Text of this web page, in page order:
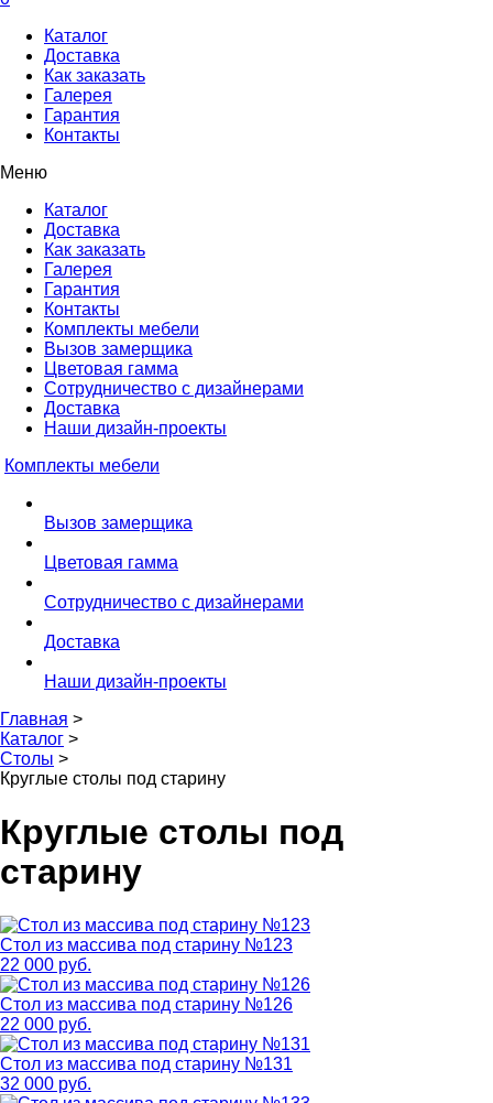
Каталог
Доставка
Как заказать
Галерея
Гарантия
Контакты
Меню
Каталог
Доставка
Как заказать
Галерея
Гарантия
Контакты
Комплекты мебели
Вызов замерщика
Цветовая гамма
Сотрудничество с дизайнерами
Доставка
Наши дизайн-проекты
Комплекты мебели
Вызов замерщика
Цветовая гамма
Сотрудничество с дизайнерами
Доставка
Наши дизайн-проекты
Главная >
Каталог >
Столы >
Круглые столы под старину
Круглые столы под
старину
Стол из массива под старину №123
22 000 руб.
Стол из массива под старину №126
22 000 руб.
Стол из массива под старину №131
32 000 руб.